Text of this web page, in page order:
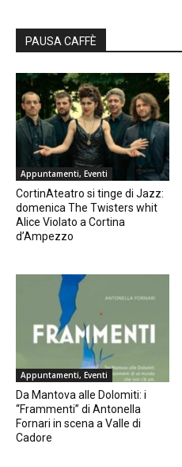
PAUSA CAFFÈ
Appuntamenti, Eventi
CortinAteatro si tinge di Jazz:
domenica The Twisters whit
Alice Violato a Cortina
d’Ampezzo
Appuntamenti, Eventi
Da Mantova alle Dolomiti: i
“Frammenti” di Antonella
Fornari in scena a Valle di
Cadore